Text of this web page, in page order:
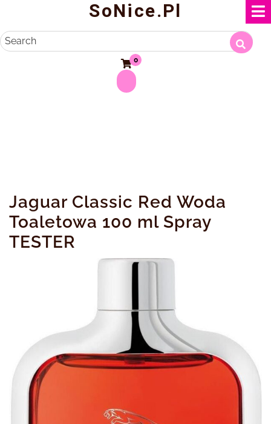
content
SoNice.pl
Search
0
Jaguar Classic Red Woda
Toaletowa 100 ml Spray
TESTER